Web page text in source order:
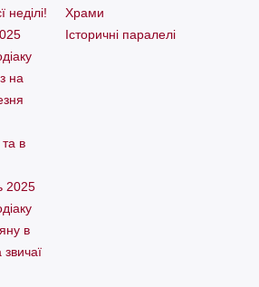
неділі!
на
в
2025
в
звичаї
Храми
Історичні паралелі